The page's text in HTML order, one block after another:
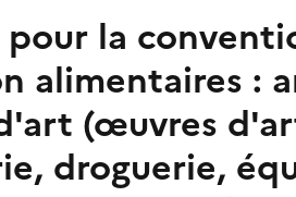
pour la
alimentaires :
(œuvres
droguerie,